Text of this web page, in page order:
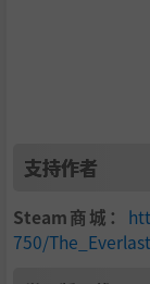
音乐：957offical
支持作者
Steam商城：
750/